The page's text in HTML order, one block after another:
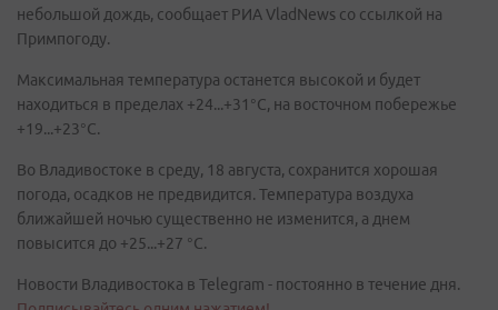
небольшой дождь, сообщает РИА VladNews со ссылкой на
Примпогоду.
Максимальная температура останется высокой и будет
находиться в пределах +24...+31°С, на восточном побережье
+19...+23°С.
Во Владивостоке в среду, 18 августа, сохранится хорошая
погода, осадков не предвидится. Температура воздуха
ближайшей ночью существенно не изменится, а днем
повысится до +25...+27 °С.
Новости Владивостока в Telegram - постоянно в течение дня.